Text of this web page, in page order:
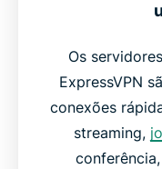
Os
ExpressVPN
conexões
streaming,